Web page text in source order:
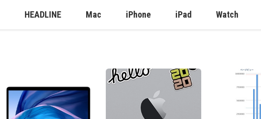
HEADLINE Mac iPhone iPad Watch